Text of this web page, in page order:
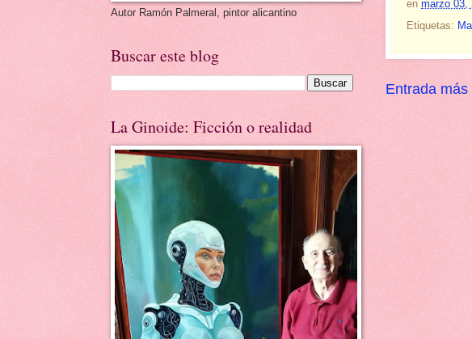
en marzo 03,
Etiquetas:
Entrada
Autor Ramón Palmeral, pintor alicantino
Buscar este blog
La Ginoide: Ficción o realidad